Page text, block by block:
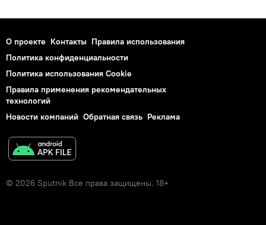
О проекте Контакты Правила использования
Политика конфиденциальности
Политика использования Cookie
Правила применения рекомендательных
технологий
Новости компаний Обратная связь Реклама
© 2026 Sputnik Все права защищены. 18+